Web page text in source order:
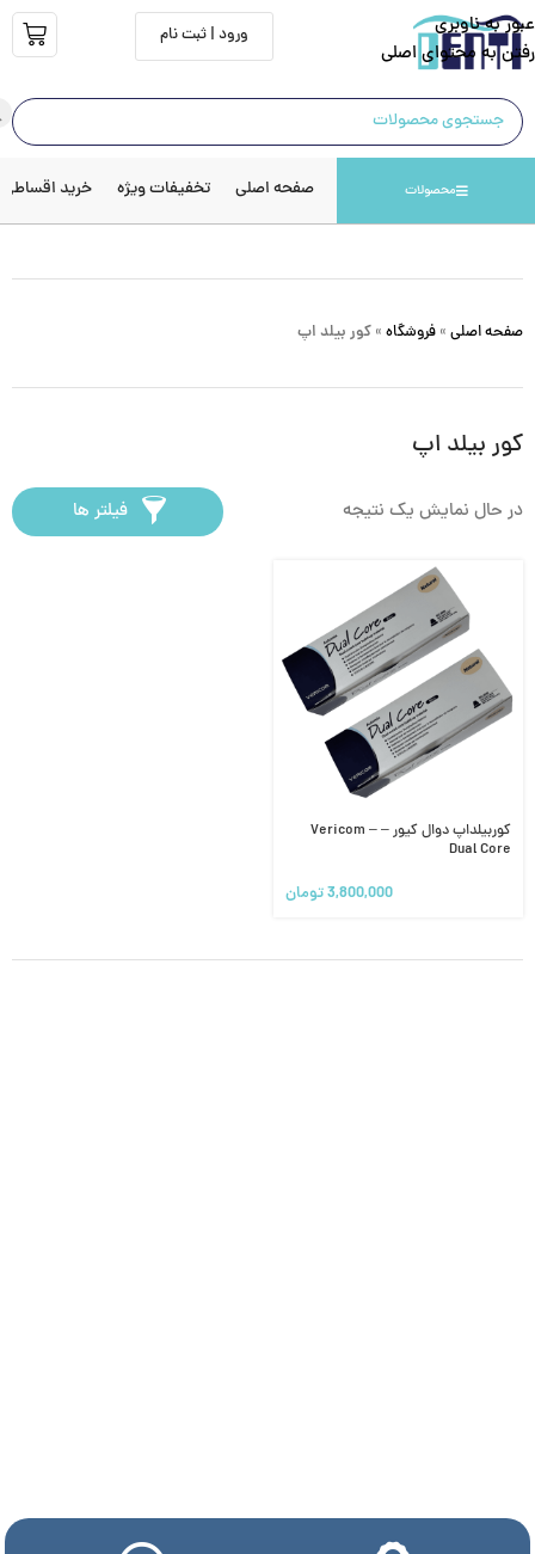
عبور به ناوبری
رفتن به محتوای اصلی
ورود | ثبت نام
محصولات صفحه اصلی تخفیفات ویژه خرید اقساطی
صفحه اصلی » فروشگاه » کور بیلد اپ
کور بیلد اپ
در حال نمایش یک نتیجه فیلتر ها
کوربیلداپ دوال کیور – Vericom –
Dual Core
3,800,000تومان